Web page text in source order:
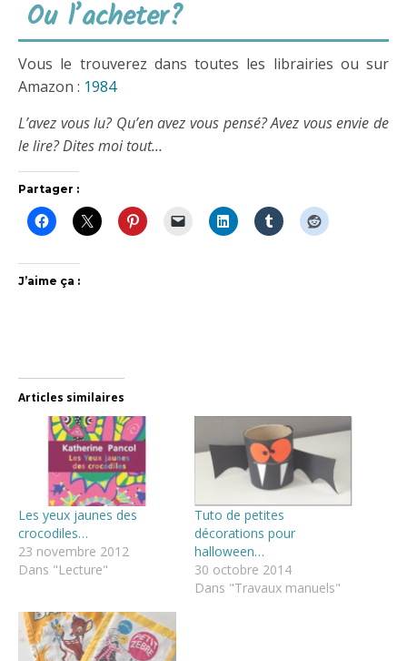
Ou l’acheter?
Vous le trouverez dans toutes les librairies ou sur
Amazon : 1984
L’avez vous lu? Qu’en avez vous pensé? Avez vous envie de
le lire? Dites moi tout…
Partager :
J’aime ça :
Articles similaires
Les yeux jaunes des
crocodiles…
23 novembre 2012
Dans "Lecture"
Tuto de petites
décorations pour
halloween…
30 octobre 2014
Dans "Travaux manuels"